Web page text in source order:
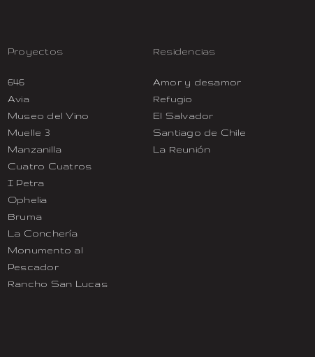
Proyectos
646
Avia
Museo del Vino
Muelle 3
Manzanilla
Cuatro Cuatros
I Petra
Ophelia
Bruma
La Conchería
Monumento al
Pescador
Rancho San Lucas
Residencias
Amor y desamor
Refugio
El Salvador
Santiago de Chile
La Reunión